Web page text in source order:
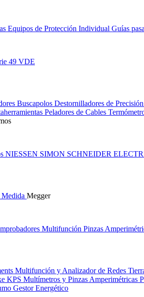
Equipos de Protección Individual Guías
49 VDE
Buscapolos Destornilladores de Precisión
Peladores de Cables
NIESSEN SIMON SCHNEIDER
Megger
Multifunción Pinzas
Multifunción y Analizador de Redes
KPS Multímetros y Pinzas Amperimétricas
Gestor Energético